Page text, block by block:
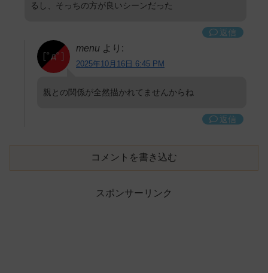
るし、そっちの方が良いシーンだった
返信
menu より:
2025年10月16日 6:45 PM
親との関係が全然描かれてませんからね
返信
コメントを書き込む
スポンサーリンク